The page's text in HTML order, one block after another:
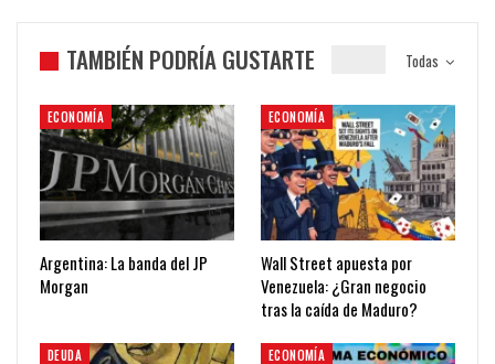
Todas
TAMBIÉN PODRÍA GUSTARTE
ECONOMÍA
Argentina: La banda del JP
Morgan
ECONOMÍA
Wall Street apuesta por
Venezuela: ¿Gran negocio
tras la caída de Maduro?
DEUDA ECONOMÍA